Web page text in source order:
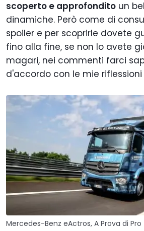
scoperto e approfondito un
dinamiche. Però come di
spoiler e per scoprirle dovete
fino alla fine, se non lo avete
magari, nei commenti farci
d'accordo con le mie riflessioni
Mercedes-Benz eActros, A Prova di Pro